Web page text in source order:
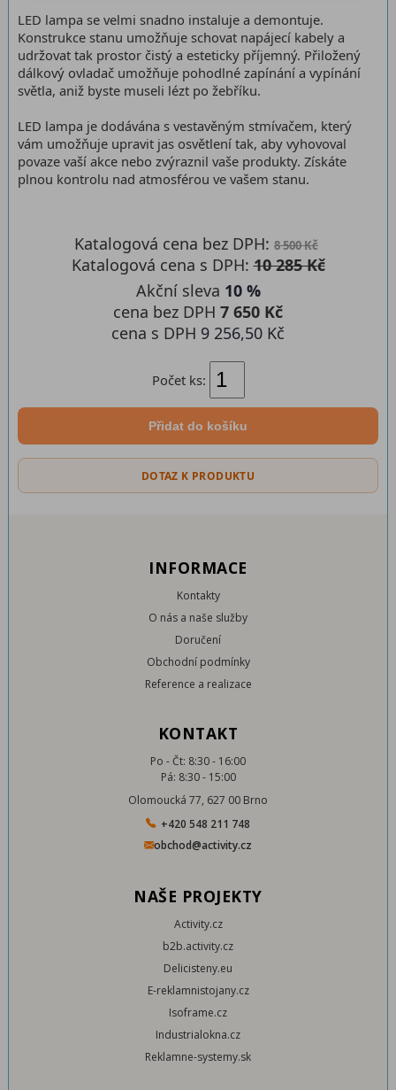
LED lampa se velmi snadno instaluje a demontuje.
Konstrukce stanu umožňuje schovat napájecí kabely a
udržovat tak prostor čistý a esteticky příjemný. Přiložený
dálkový ovladač umožňuje pohodlné zapínání a vypínání
světla, aniž byste museli lézt po žebříku.
LED lampa je dodávána s vestavěným stmívačem, který
vám umožňuje upravit jas osvětlení tak, aby vyhovoval
povaze vaší akce nebo zvýraznil vaše produkty. Získáte
plnou kontrolu nad atmosférou ve vašem stanu.
Počet ks:
Přidat do košíku
Katalogová cena bez DPH: 8 500 Kč
Katalogová cena s DPH:10 285 Kč
Akční sleva 10 %
cena bez DPH 7 650 Kč
cena s DPH 9 256,50 Kč
DOTAZ K PRODUKTU
INFORMACE
Kontakty
O nás a naše služby
Doručení
Obchodní podmínky
Reference a realizace
KONTAKT
Po - Čt: 8:30 - 16:00
Pá: 8:30 - 15:00
Olomoucká 77, 627 00 Brno
+420 548 211 748
obchod@activity.cz
NAŠE PROJEKTY
Activity.cz
b2b.activity.cz
Delicisteny.eu
E-reklamnistojany.cz
Isoframe.cz
Industrialokna.cz
Reklamne-systemy.sk